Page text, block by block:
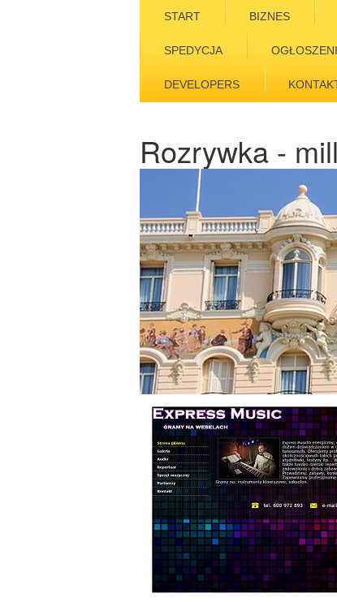
START BIZNES
SPEDYCJA
DEVELOPERS
Rozrywka -